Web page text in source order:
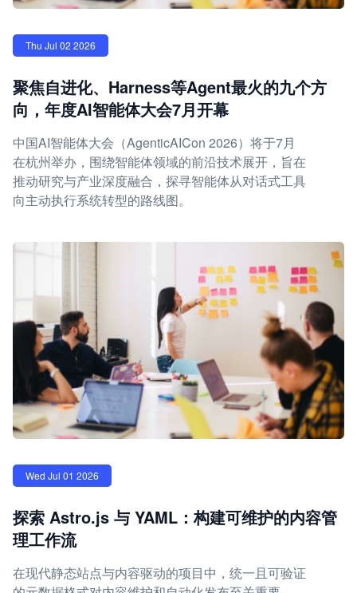
Thu Jul 02 2026
聚焦自进化、Harness等Agent最火的九个方
向，年度AI智能体大会7月开幕
中国AI智能体大会（AgenticAICon 2026）将于7月
在杭州举办，围绕智能体领域的前沿技术展开，旨在
推动研究与产业深度融合，探寻智能体从对话式工具
向主动执行系统转型的路线图。
Wed Jul 01 2026
探索 Astro.js 与 YAML：构建可维护的内容管
理工作流
在现代静态站点与内容驱动的项目中，统一且可验证